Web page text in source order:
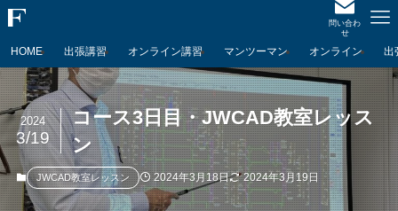
問い合わ
せ
HOME 出張講習 オンライン講習 マンツーマン オンライン 出
コース3日目・JWCAD教室レッス
ン
2024
3/19
JWCAD教室レッスン 2024年3月18日 2024年3月19日